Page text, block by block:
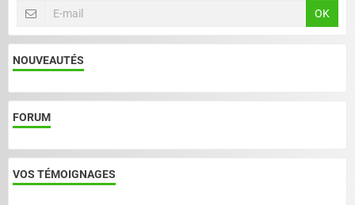
OK
NOUVEAUTÉS
FORUM
VOS TÉMOIGNAGES